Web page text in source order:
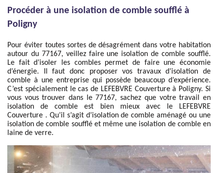
Procéder à une isolation de comble soufflé à
Poligny
Pour éviter toutes sortes de désagrément dans votre habitation
autour du 77167, veillez faire une isolation de comble soufflé.
Le fait d’isoler les combles permet de faire une économie
d’énergie. Il faut donc proposer vos travaux d’isolation de
comble à une entreprise qui possède beaucoup d’expérience.
C’est spécialement le cas de LEFEBVRE Couverture à Poligny. Si
vous vous trouver dans le 77167, sachez que votre travail en
isolation de comble est bien mieux avec le LEFEBVRE
Couverture . Qu’il s’agit d’isolation de comble aménagé ou une
isolation de comble soufflé et même une isolation de comble en
laine de verre.